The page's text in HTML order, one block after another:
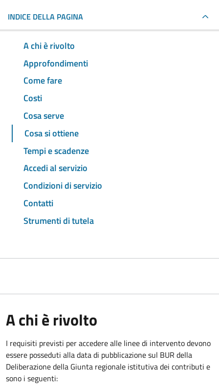
INDICE DELLA PAGINA
A chi è rivolto
Approfondimenti
Come fare
Costi
Cosa serve
Cosa si ottiene
Tempi e scadenze
Accedi al servizio
Condizioni di servizio
Contatti
Strumenti di tutela
A chi è rivolto
I requisiti previsti per accedere alle linee di intervento devono
essere posseduti alla data di pubblicazione sul BUR della
Deliberazione della Giunta regionale istitutiva dei contributi e
sono i seguenti: